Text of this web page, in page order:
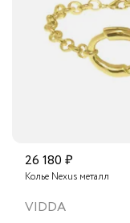
26 180 ₽
Колье Nexus металл
VIDDA